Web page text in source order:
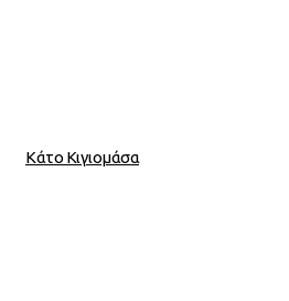
Κάτο Κιγιομάσα